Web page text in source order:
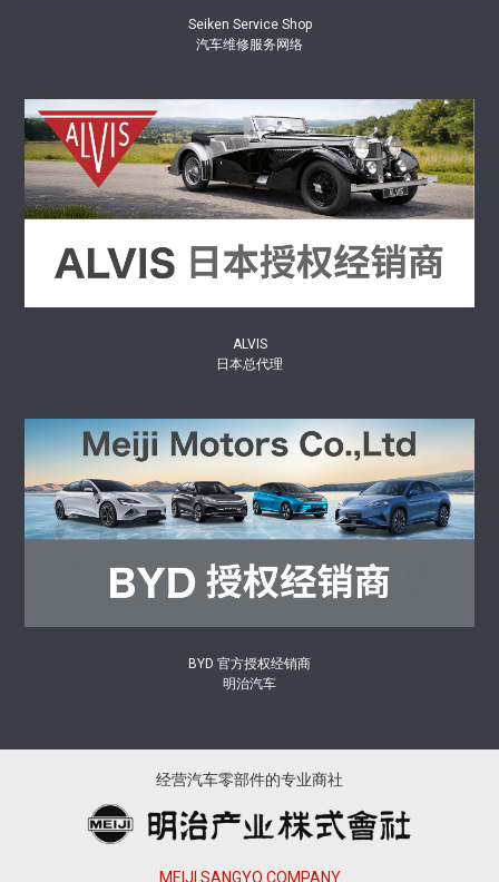
Seiken Service Shop
汽车维修服务网络
ALVIS
日本总代理
BYD 官方授权经销商
明治汽车
经营汽车零部件的专业商社
MEIJI SANGYO COMPANY